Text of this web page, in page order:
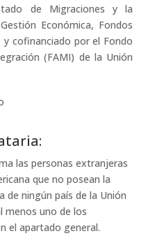
de Migraciones y la
Económica, Fondos
cofinanciado por el Fondo
(FAMI) de la Unión
las personas extranjeras
que no posean la
de ningún país de la Unión
menos uno de los
el apartado general.